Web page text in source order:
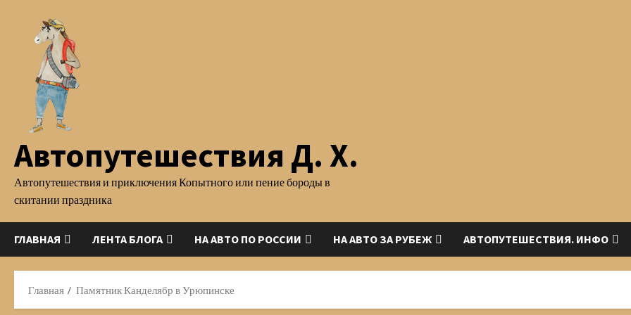
содержимому
Автопутешествия Д. Х.
Автопутешествия и приключения Копытного или пение бороды в
скитании праздника
ГЛАВНАЯ ЛЕНТА БЛОГА НА АВТО ПО РОССИИ НА АВТО ЗА РУБЕЖ АВТОПУТЕШЕСТВИЯ. ИНФО
Главная Памятник Канделябр в Урюпинске